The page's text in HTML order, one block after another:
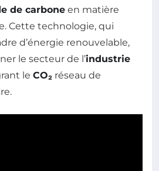
de carbone en matière
Cette technologie, qui
d’énergie renouvelable,
le secteur de l’industrie
le CO₂ réseau de